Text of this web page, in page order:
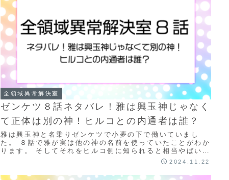
全領域異常解決室
ゼンケツ８話ネタバレ！雅は興玉神じゃなく
て正体は別の神！ヒルコとの内通者は誰？
雅は興玉神と名乗りゼンケツで小夢の下で働いていまし
た。 ８話で雅が実は他の神の名前を使っていたことがわか
ります。 そしてそれをヒルコ側に知られると相当やばいこ
とに… この記事では 雅の本当はどんな神な... 2024.11.22